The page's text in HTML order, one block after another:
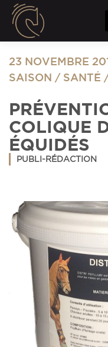
23 NOVEMBRE
SAISON / SANTÉ
COLIQUE
ÉQUIDÉS
PUBLI-RÉDACTION
Panneau de gestion